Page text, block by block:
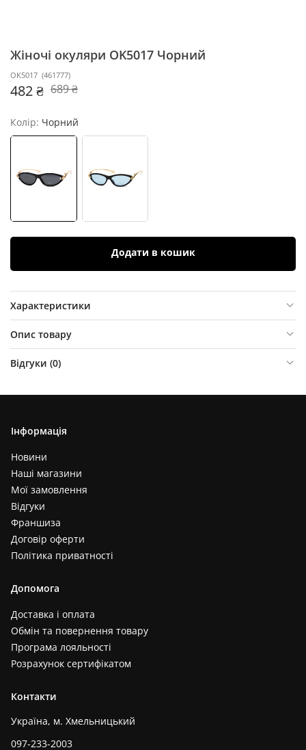
Жіночі окуляри OK5017 Чорний
OK5017 (461777)
482 ₴ 689 ₴
Колір: Чорний
Додати в кошик
Характеристики
Опис товару
Відгуки (0)
Інформація
Новини
Наші магазини
Мої замовлення
Відгуки
Франшиза
Договір оферти
Політика приватності
Допомога
Доставка і оплата
Обмін та повернення товару
Програма лояльності
Розрахунок сертифікатом
Контакти
Україна, м. Хмельницький
097-233-2003